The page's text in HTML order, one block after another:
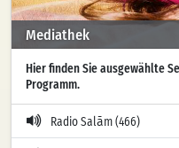
Mediathek
Hier finden Sie ausgewählte
Programm.
Radio Salām (466)